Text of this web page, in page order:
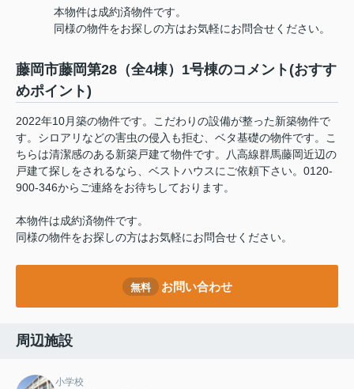
本物件は成約済物件です。
同様の物件をお探しの方はお気軽にお問合せください。
藤岡市藤岡第28（全4棟）1号棟のコメント(おすす
めポイント)
2022年10月築の物件です。こだわりの設備が整った新築物件で
す。シロアリなどの害虫の侵入も拒む、ベタ基礎の物件です。こ
ちらは清潔感のある新築戸建て物件です。八高線群馬藤岡近辺の
戸建て探しをされるなら、ベストハウスにご依頼下さい。0120-
900-346からご連絡をお待ちしております。
本物件は成約済物件です。
同様の物件をお探しの方はお気軽にお問合せください。
無料 お問い合わせ
周辺施設
小学校